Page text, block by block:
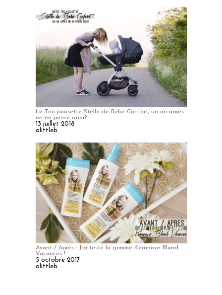
Le Trio-pousette Stella de Bébé Confort, un an après
on en pense quoi?
13 juillet 2018
alittleb
Avant / Après : J'ai testé la gamme Keranove Blond
Vacances !
5 octobre 2017
alittleb